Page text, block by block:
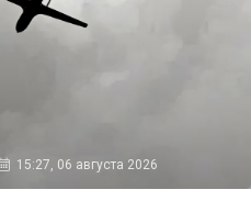
15:27, 06 августа 2026